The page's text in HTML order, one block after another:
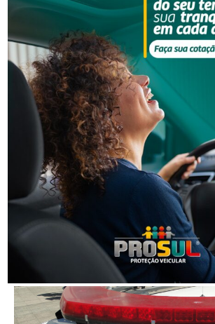
Segurança
Grave acidente na BR-101 envolvendo
caminhões deixa um motorista morto
Segurança
Corpo de homem é encontrado em rio